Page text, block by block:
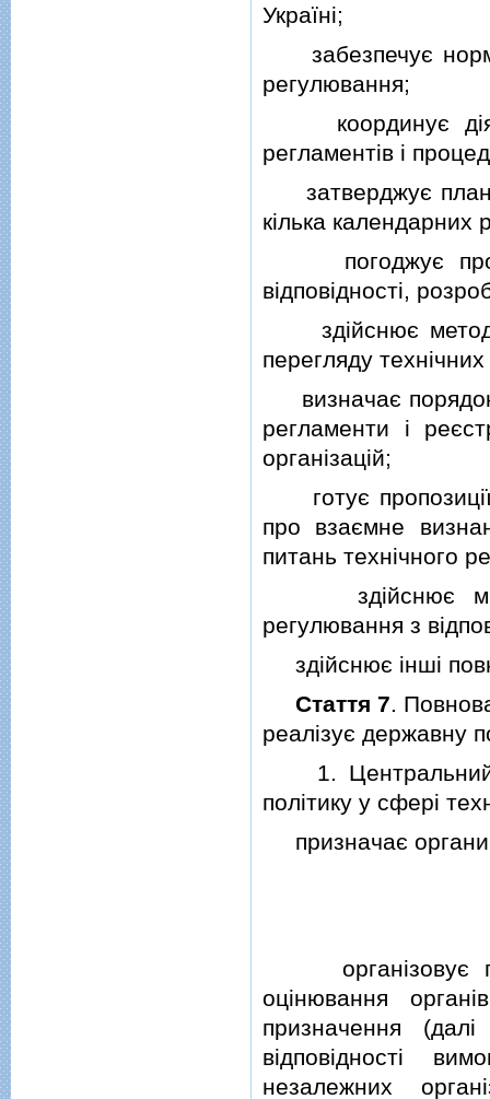
Українi;
забезпечує
регулювання;
координує
регламентiв i
затверджує план
кiлька календарних
погоджує
вiдповiдностi,
здiйснює
перегляду
визначає
регламенти i
органiзацiй;
готує пропозицiї
про взаємне
питань технiчного
здiйснює
регулювання з
здiйснює iншi
Стаття 7.
реалiзує державну
1. Центральний
полiтику у сферi
призначає органи
органiзовує
оцiнювання
призначення
вiдповiдностi
незалежних